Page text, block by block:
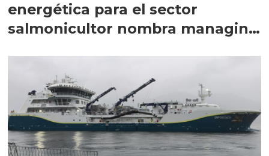
energética para el sector
salmonicultor nombra managing